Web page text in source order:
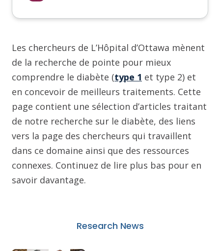
Les chercheurs de L’Hôpital d’Ottawa mènent
de la recherche de pointe pour mieux
comprendre le diabète (type 1 et type 2) et
en concevoir de meilleurs traitements. Cette
page contient une sélection d’articles traitant
de notre recherche sur le diabète, des liens
vers la page des chercheurs qui travaillent
dans ce domaine ainsi que des ressources
connexes. Continuez de lire plus bas pour en
savoir davantage.
Research News